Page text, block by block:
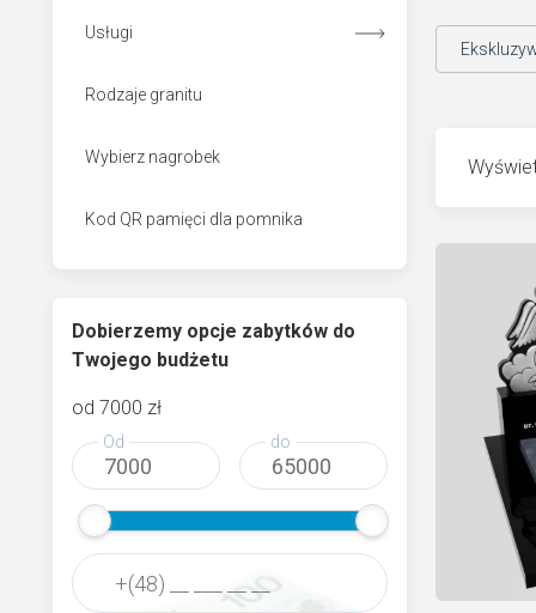
Usługi
Rodzaje granitu
Wybierz nagrobek
Kod QR pamięci dla pomnika
Dobierzemy opcje zabytków do
Twojego budżetu
od 7000 zł
Od do